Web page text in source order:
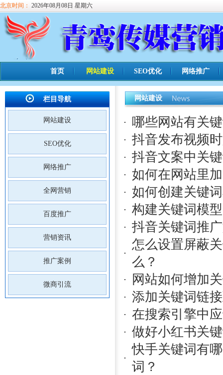
北京时间： 2026年08月08日 星期六
首页 网站建设 SEO优化 网络推广
栏目导航
网站建设
SEO优化
网络推广
全网营销
百度推广
营销资讯
推广案例
微商引流
网站建设
哪些网站有关
抖音发布视频
抖音文案中关
如何在网站里
如何创建关键
构建关键词模
抖音关键词推
怎么设置屏蔽
么？
网站如何增加
添加关键词链
在搜索引擎中
做好小红书关
快手关键词有
词？